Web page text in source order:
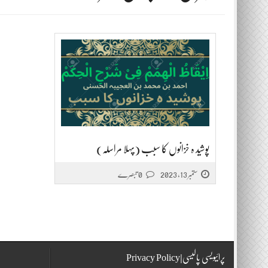
پوشید ہ خزانوں کا سبب (پہلا مراسلہ)
ستمبر 13, 2023
پرائیویسی پالیسی|Privacy Policy